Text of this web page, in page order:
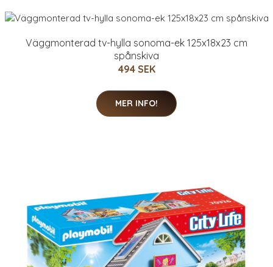
Väggmonterad tv-hylla sonoma-ek 125x18x23 cm
spånskiva
494 SEK
MER INFO!